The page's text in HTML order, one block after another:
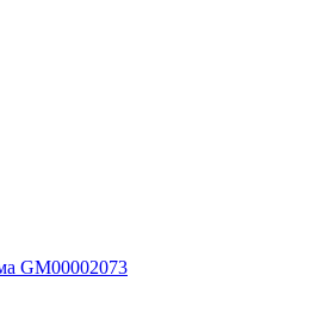
GM00002073